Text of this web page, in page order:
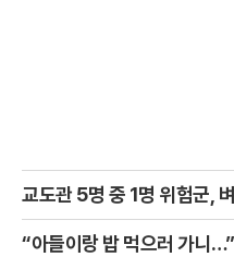
교도관 5명 중 1명 위험군,
“아들이랑 밥 먹으러 가니